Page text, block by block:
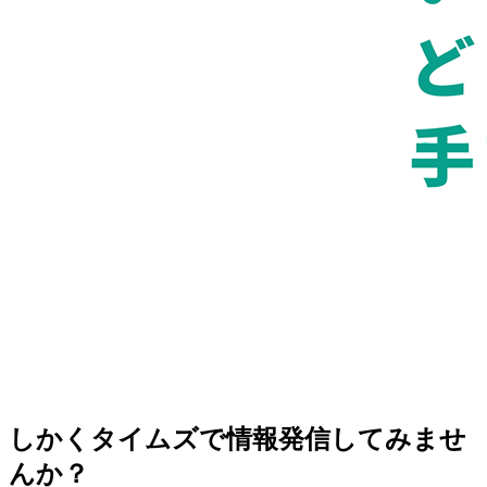
しかくタイムズで情報発信してみませ
んか？